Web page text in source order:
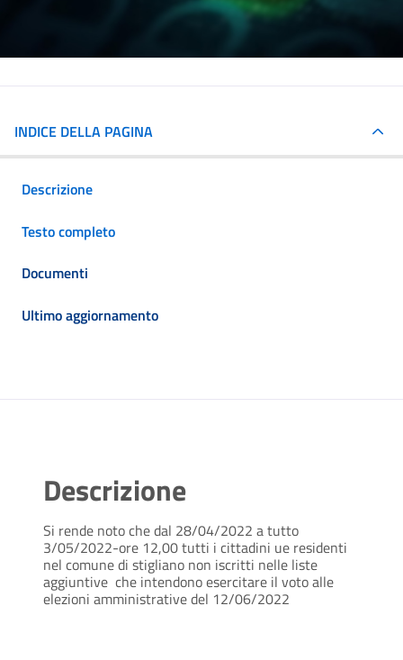
INDICE DELLA PAGINA
Descrizione
Testo completo
Documenti
Ultimo aggiornamento
Descrizione
Si rende noto che dal 28/04/2022 a tutto
3/05/2022-ore 12,00 tutti i cittadini ue residenti
nel comune di stigliano non iscritti nelle liste
aggiuntive che intendono esercitare il voto alle
elezioni amministrative del 12/06/2022